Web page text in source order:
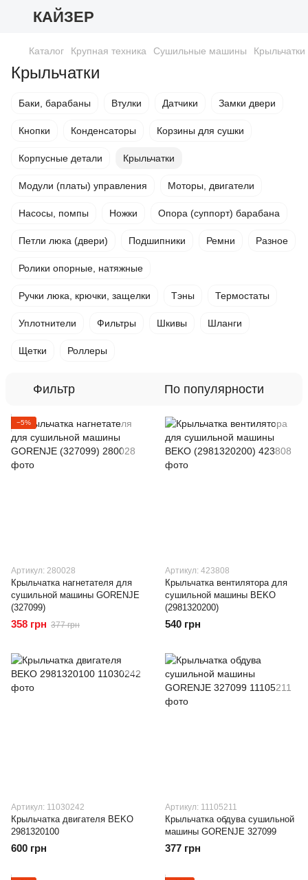
КАЙЗЕР
Каталог Крупная техника Сушильные машины Крыльчатки
Крыльчатки
Баки, барабаны Втулки Датчики Замки двери
Кнопки Конденсаторы Корзины для сушки
Корпусные детали Крыльчатки
Модули (платы) управления Моторы, двигатели
Насосы, помпы Ножки Опора (суппорт) барабана
Петли люка (двери) Подшипники Ремни Разное
Ролики опорные, натяжные
Ручки люка, крючки, защелки Тэны Термостаты
Уплотнители Фильтры Шкивы Шланги
Щетки Роллеры
Фильтр По популярности
−5%
Артикул: 280028
Крыльчатка нагнетателя для
сушильной машины GORENJE
(327099)
358 грн 377 грн
Артикул: 423808
Крыльчатка вентилятора для
сушильной машины BEKO
(2981320200)
540 грн
Артикул: 11030242
Крыльчатка двигателя BEKO
2981320100
600 грн
Артикул: 11105211
Крыльчатка обдува сушильной
машины GORENJE 327099
377 грн